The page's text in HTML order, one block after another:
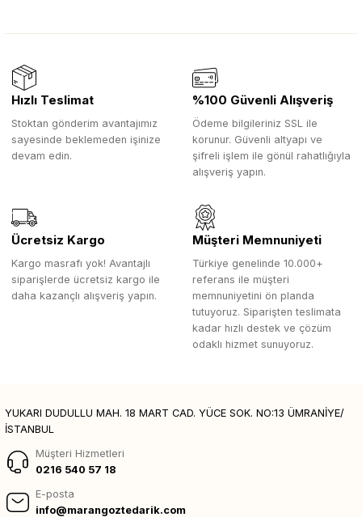
Hızlı Teslimat
Stoktan gönderim avantajımız
sayesinde beklemeden işinize
devam edin.
%100 Güvenli Alışveriş
Ödeme bilgileriniz SSL ile
korunur. Güvenli altyapı ve
şifreli işlem ile gönül rahatlığıyla
alışveriş yapın.
Ücretsiz Kargo
Kargo masrafı yok! Avantajlı
siparişlerde ücretsiz kargo ile
daha kazançlı alışveriş yapın.
Müşteri Memnuniyeti
Türkiye genelinde 10.000+
referans ile müşteri
memnuniyetini ön planda
tutuyoruz. Siparişten teslimata
kadar hızlı destek ve çözüm
odaklı hizmet sunuyoruz.
YUKARI DUDULLU MAH. 18 MART CAD. YÜCE SOK. NO:13 ÜMRANİYE/
İSTANBUL
Müşteri Hizmetleri
0216 540 57 18
E-posta
info@marangoztedarik.com